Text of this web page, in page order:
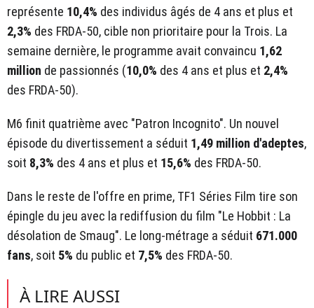
représente 10,4% des individus âgés de 4 ans et plus et
2,3% des FRDA-50, cible non prioritaire pour la Trois. La
semaine dernière, le programme avait convaincu 1,62
million de passionnés (10,0% des 4 ans et plus et 2,4%
des FRDA-50).
M6 finit quatrième avec "Patron Incognito". Un nouvel
épisode du divertissement a séduit 1,49 million d'adeptes,
soit 8,3% des 4 ans et plus et 15,6% des FRDA-50.
Dans le reste de l'offre en prime, TF1 Séries Film tire son
épingle du jeu avec la rediffusion du film "Le Hobbit : La
désolation de Smaug". Le long-métrage a séduit 671.000
fans, soit 5% du public et 7,5% des FRDA-50.
À LIRE AUSSI